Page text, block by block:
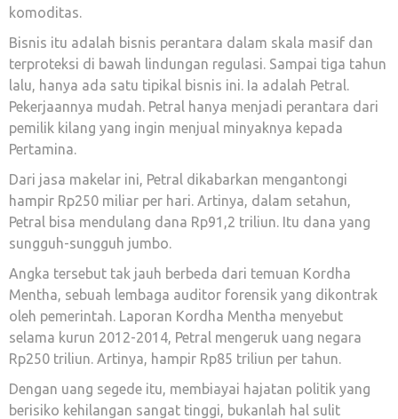
komoditas.
Bisnis itu adalah bisnis perantara dalam skala masif dan
terproteksi di bawah lindungan regulasi. Sampai tiga tahun
lalu, hanya ada satu tipikal bisnis ini. Ia adalah Petral.
Pekerjaannya mudah. Petral hanya menjadi perantara dari
pemilik kilang yang ingin menjual minyaknya kepada
Pertamina.
Dari jasa makelar ini, Petral dikabarkan mengantongi
hampir Rp250 miliar per hari. Artinya, dalam setahun,
Petral bisa mendulang dana Rp91,2 triliun. Itu dana yang
sungguh-sungguh jumbo.
Angka tersebut tak jauh berbeda dari temuan Kordha
Mentha, sebuah lembaga auditor forensik yang dikontrak
oleh pemerintah. Laporan Kordha Mentha menyebut
selama kurun 2012-2014, Petral mengeruk uang negara
Rp250 triliun. Artinya, hampir Rp85 triliun per tahun.
Dengan uang segede itu, membiayai hajatan politik yang
berisiko kehilangan sangat tinggi, bukanlah hal sulit